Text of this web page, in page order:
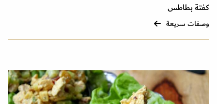
كفتة بطاطس
وصفات سريعة